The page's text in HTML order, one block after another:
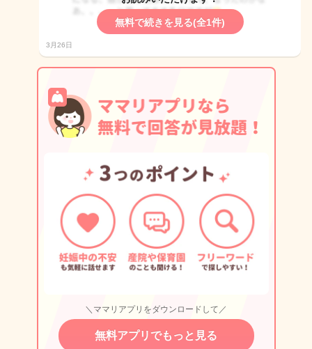
無料で続きを見る(全1件)
3月26日
＼ママリアプリをダウンロードして／
無料アプリでもっと見る